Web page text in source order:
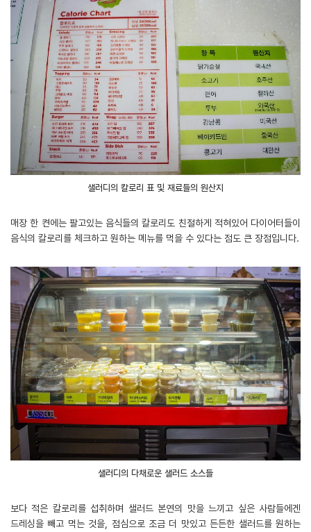
샐러디의 칼로리 표 및 재료들의 원산지
매장 한 켠에는 팔고있는 음식들의 칼로리도 친절하게 적혀있어 다이어터들이
음식의 칼로리를 체크하고 원하는 메뉴를 먹을 수 있다는 점도 큰 장점입니다.
샐러디의 다채로운 샐러드 소스들
보다 적은 칼로리를 섭취하며 샐러드 본연의 맛을 느끼고 싶은 사람들에겐
드레싱을 빼고 먹는 것을, 점심으로 조금 더 맛있고 든든한 샐러드를 원하는